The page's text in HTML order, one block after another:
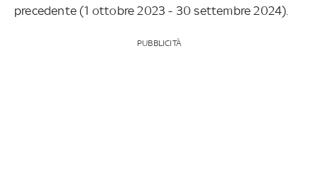
precedente (1 ottobre 2023 - 30 settembre 2024).
PUBBLICITÀ